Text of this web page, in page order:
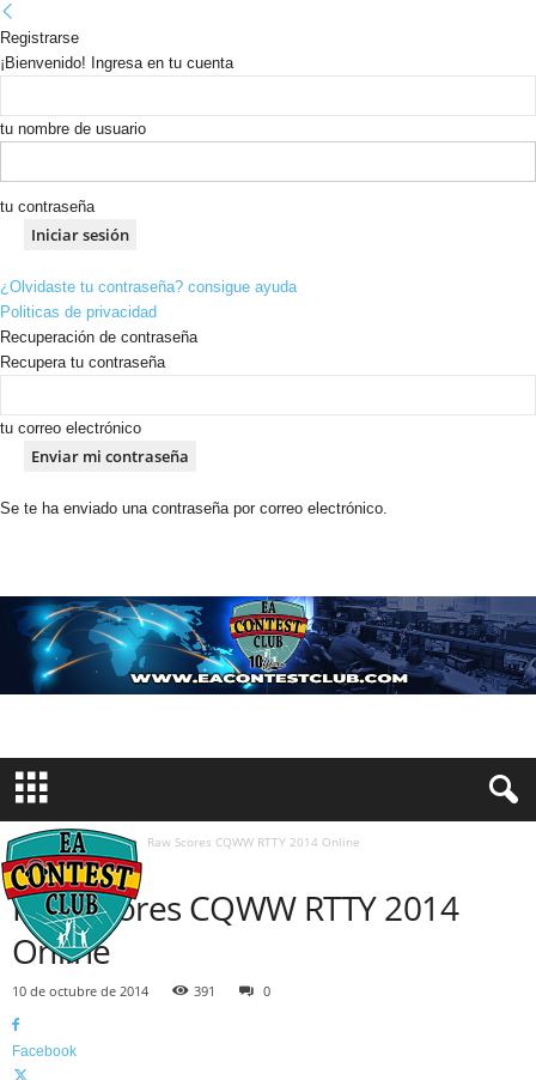
Registrarse
¡Bienvenido! Ingresa en tu cuenta
tu nombre de usuario
tu contraseña
¿Olvidaste tu contraseña? consigue ayuda
Politicas de privacidad
Recuperación de contraseña
Recupera tu contraseña
tu correo electrónico
Se te ha enviado una contraseña por correo electrónico.
Inicio Concursos Raw Scores CQWW RTTY 2014 Online
CONCURSOS
Raw Scores CQWW RTTY 2014
Online
10 de octubre de 2014 391 0
Facebook